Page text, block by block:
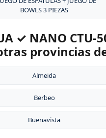
BOWLS 3 PIEZAS
✓ NANO CTU-
provincias
Almeida
Berbeo
Buenavista